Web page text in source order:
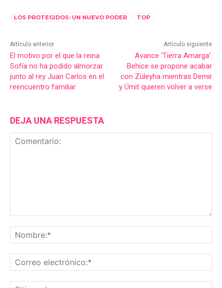
LOS PROTEGIDOS: UN NUEVO PODER TOP
Artículo anterior
El motivo por el que la reina
Sofía no ha podido almorzar
junto al rey Juan Carlos en el
reencuentro familiar
Artículo siguiente
Avance ‘Tierra Amarga’:
Behice se propone acabar
con Züleyha mientras Demir
y Ümit quieren volver a verse
DEJA UNA RESPUESTA